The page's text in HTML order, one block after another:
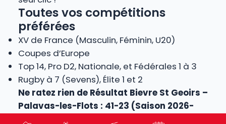
Toutes vos compétitions
préférées
XV de France (Masculin, Féminin, U20)
Coupes d’Europe
Top 14, Pro D2, Nationale, et Fédérales 1 à 3
Rugby à 7 (Sevens), Élite 1 et 2
Ne ratez rien de Résultat Bievre St Geoirs –
Palavas-les-Flots : 41-23 (Saison 2026-
2027) :
suivez le score en live, écoutez le